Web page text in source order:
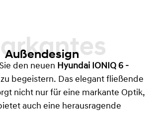
Markantes
Außendesign
den neuen Hyundai IONIQ 6 -
begeistern. Das elegant fließende
nicht nur für eine markante Optik,
auch eine herausragende